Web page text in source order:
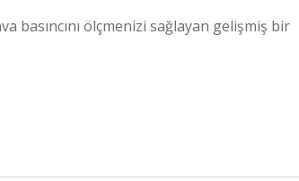
basıncını ölçmenizi sağlayan gelişmiş bir